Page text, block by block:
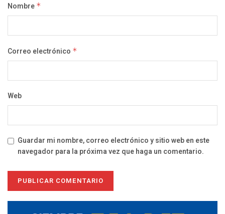
Nombre *
Correo electrónico *
Web
Guardar mi nombre, correo electrónico y sitio web en este
navegador para la próxima vez que haga un comentario.